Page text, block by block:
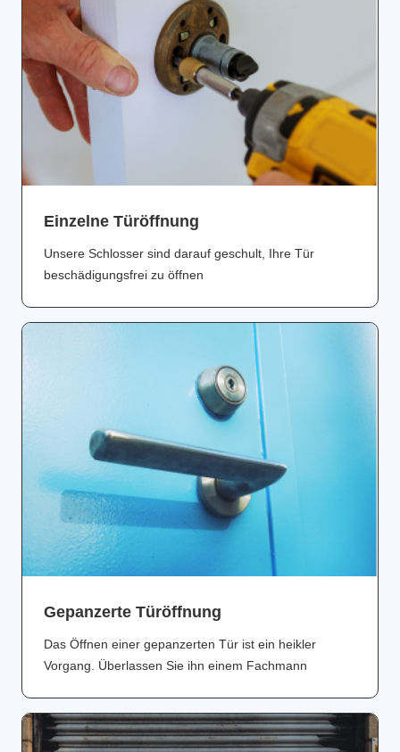
Einzelne Türöffnung
Unsere Schlosser sind darauf geschult, Ihre Tür
beschädigungsfrei zu öffnen
Gepanzerte Türöffnung
Das Öffnen einer gepanzerten Tür ist ein heikler
Vorgang. Überlassen Sie ihn einem Fachmann